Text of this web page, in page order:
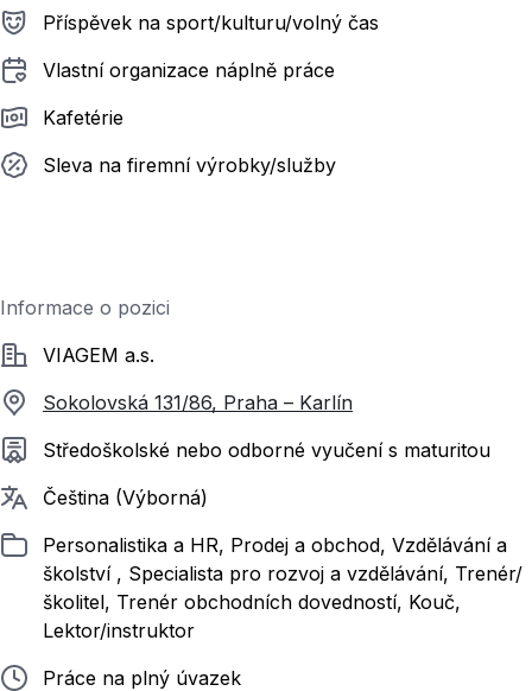
Příspěvek na sport/kulturu/volný čas
Vlastní organizace náplně práce
Kafetérie
Sleva na firemní výrobky/služby
Informace o pozici
SpolečnostVIAGEM a.s.
Sokolovská 131/86, Praha – Karlín
Požadované vzdělání
Středoškolské nebo odborné vyučení s maturitou
Požadované jazyky
Čeština (Výborná)
ZařazenoPersonalistika a HR, Prodej a obchod, Vzdělávání a
školství , Specialista pro rozvoj a vzdělávání, Trenér/
školitel, Trenér obchodních dovedností, Kouč,
Lektor/instruktor
Typ pracovního poměru
Práce na plný úvazek